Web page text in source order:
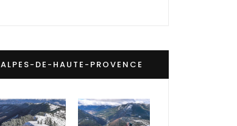
ALPES-DE-HAUTE-PROVENCE